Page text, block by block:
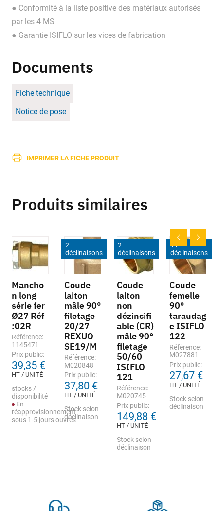
● Conformité à la liste positive des matériaux autorisés
par les 4 MS
● Garantie ISIFLO sur les vices de fabrication
Documents
Fiche technique
Notice de pose
IMPRIMER LA FICHE PRODUIT
Produits similaires
Mancho
n long
série fer
Ø27 Réf
:02R
Référence:
1145471
Prix public:
39,35 €
HT / UNITÉ
stocks /
disponibilité
En
réapprovisionnement
sous 1-5 jours ouvrés
2
déclinaisons
Coude
laiton
mâle 90°
filetage
20/27
REXUO
SE19/M
Référence:
M020848
Prix public:
37,80 €
HT / UNITÉ
Stock selon
déclinaison
2
déclinaisons
Coude
laiton
non
dézincifi
able (CR)
mâle 90°
filetage
50/60
ISIFLO
121
Référence:
M020745
Prix public:
149,88 €
HT / UNITÉ
Stock selon
déclinaison
11
déclinaisons
Coude
femelle
90°
taraudag
e ISIFLO
122
Référence:
M027881
Prix public:
27,67 €
HT / UNITÉ
Stock selon
déclinaison